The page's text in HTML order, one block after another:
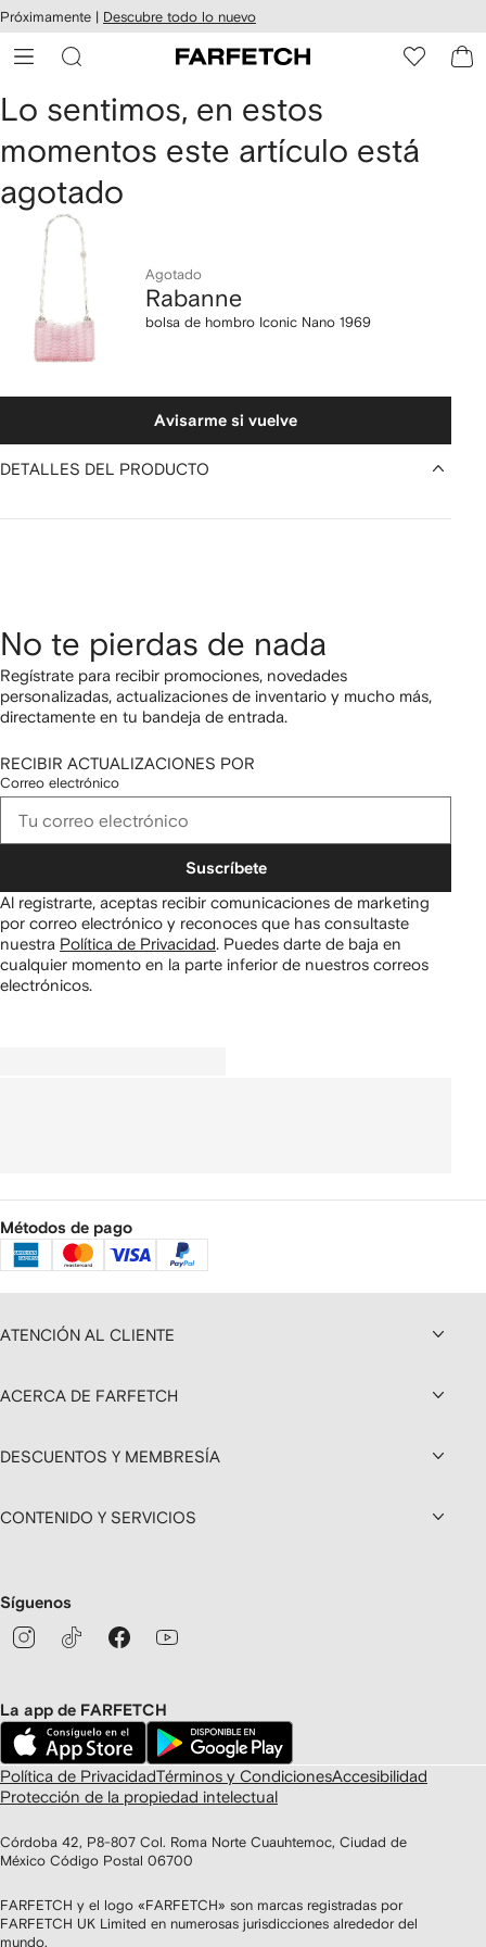
al
Próximamente | Descubre todo lo nuevo
Rabanne
bolsa
de
hombro
Iconic
Nano
1969
Lo sentimos, en estos
momentos este artículo está
agotado
Agotado
Rabanne
bolsa de hombro Iconic Nano 1969
Avisarme si vuelve
DETALLES DEL PRODUCTO
No te pierdas de nada
Regístrate para recibir promociones, novedades
personalizadas, actualizaciones de inventario y mucho más,
directamente en tu bandeja de entrada.
RECIBIR ACTUALIZACIONES POR
Correo electrónico
Suscríbete
Al registrarte, aceptas recibir comunicaciones de marketing
por correo electrónico y reconoces que has consultaste
nuestra Política de Privacidad. Puedes darte de baja en
cualquier momento en la parte inferior de nuestros correos
electrónicos.
Métodos de pago
ATENCIÓN AL CLIENTE
ACERCA DE FARFETCH
DESCUENTOS Y MEMBRESÍA
CONTENIDO Y SERVICIOS
Síguenos
La app de FARFETCH
Política de PrivacidadTérminos y CondicionesAccesibilidad
Protección de la propiedad intelectual
Córdoba 42, P8-807 Col. Roma Norte Cuauhtemoc, Ciudad de
México Código Postal 06700
FARFETCH y el logo «FARFETCH» son marcas registradas por
FARFETCH UK Limited en numerosas jurisdicciones alrededor del
mundo.